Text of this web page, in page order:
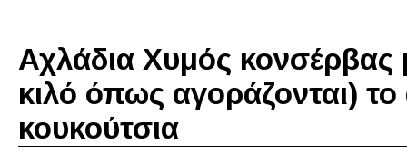
Αχλάδια Χυμός κονσέρβας
κιλό όπως αγοράζονται)
κουκούτσια